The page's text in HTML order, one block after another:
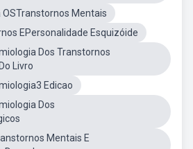
OSTranstornos Mentais
EPersonalidade Esquizóide
Dos Transtornos
Livro
Edicao
Dos
Mentais E